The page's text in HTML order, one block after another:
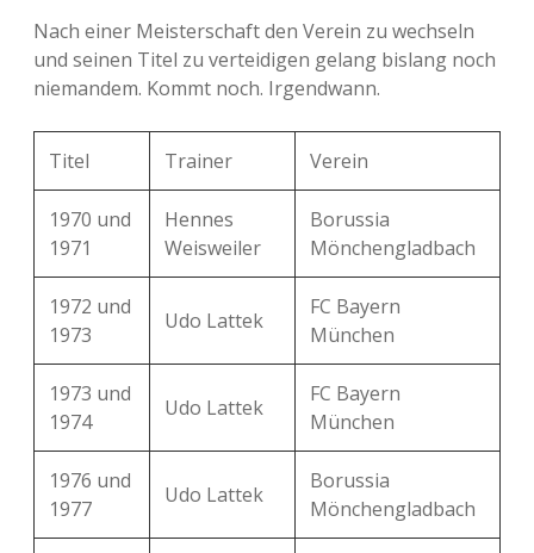
Nach einer Meisterschaft den Verein zu wechseln
und seinen Titel zu verteidigen gelang bislang noch
niemandem. Kommt noch. Irgendwann.
Titel Trainer Verein
1970 und
1971
Hennes
Weisweiler
Borussia
Mönchengladbach
1972 und
1973
Udo Lattek
FC Bayern
München
1973 und
1974
Udo Lattek
FC Bayern
München
1976 und
1977
Udo Lattek
Borussia
Mönchengladbach